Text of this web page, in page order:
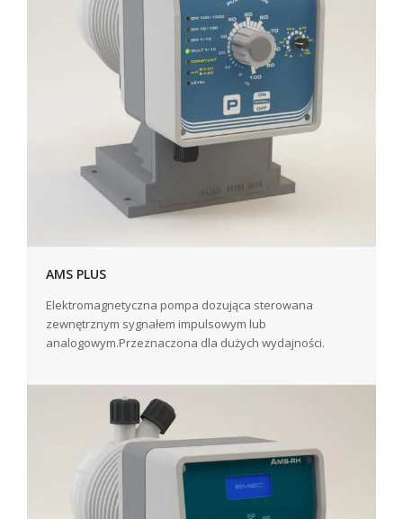
AMS PLUS
Elektromagnetyczna pompa dozująca sterowana
zewnętrznym sygnałem impulsowym lub
analogowym.Przeznaczona dla dużych wydajności.